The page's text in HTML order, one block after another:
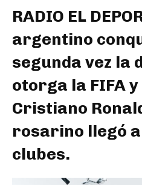
RADIO EL
argentino
segunda vez la
otorga la FIFA
Cristiano
rosarino llegó
clubes.